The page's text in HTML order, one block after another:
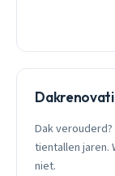
Dak
tientallen jaren.
niet.